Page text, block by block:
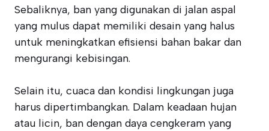
Sebaliknya, ban yang digunakan di jalan aspal
yang mulus dapat memiliki desain yang halus
untuk meningkatkan efisiensi bahan bakar dan
mengurangi kebisingan.
Selain itu, cuaca dan kondisi lingkungan juga
harus dipertimbangkan. Dalam keadaan hujan
atau licin, ban dengan daya cengkeram yang